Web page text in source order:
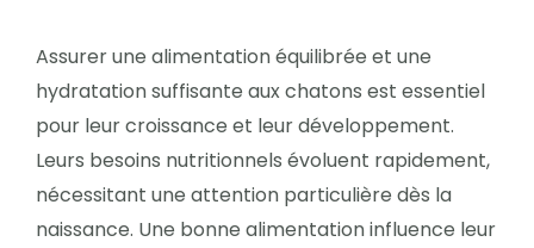
Assurer une alimentation équilibrée et une
hydratation suffisante aux chatons est essentiel
pour leur croissance et leur développement.
Leurs besoins nutritionnels évoluent rapidement,
nécessitant une attention particulière dès la
naissance. Une bonne alimentation influence leur